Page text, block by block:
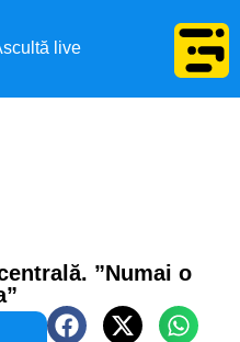
live
”Numai o